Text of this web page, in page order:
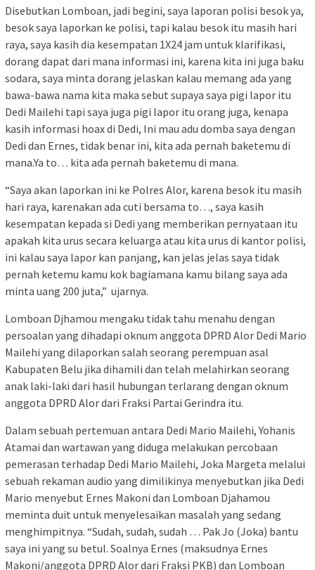
Disebutkan Lomboan, jadi begini, saya laporan polisi besok ya,
besok saya laporkan ke polisi, tapi kalau besok itu masih hari
raya, saya kasih dia kesempatan 1X24 jam untuk klarifikasi,
dorang dapat dari mana informasi ini, karena kita ini juga baku
sodara, saya minta dorang jelaskan kalau memang ada yang
bawa-bawa nama kita maka sebut supaya saya pigi lapor itu
Dedi Mailehi tapi saya juga pigi lapor itu orang juga, kenapa
kasih informasi hoax di Dedi, Ini mau adu domba saya dengan
Dedi dan Ernes, tidak benar ini, kita ada pernah baketemu di
mana.Ya to… kita ada pernah baketemu di mana.
“Saya akan laporkan ini ke Polres Alor, karena besok itu masih
hari raya, karenakan ada cuti bersama to…, saya kasih
kesempatan kepada si Dedi yang memberikan pernyataan itu
apakah kita urus secara keluarga atau kita urus di kantor polisi,
ini kalau saya lapor kan panjang, kan jelas jelas saya tidak
pernah ketemu kamu kok bagiamana kamu bilang saya ada
minta uang 200 juta,” ujarnya.
Lomboan Djhamou mengaku tidak tahu menahu dengan
persoalan yang dihadapi oknum anggota DPRD Alor Dedi Mario
Mailehi yang dilaporkan salah seorang perempuan asal
Kabupaten Belu jika dihamili dan telah melahirkan seorang
anak laki-laki dari hasil hubungan terlarang dengan oknum
anggota DPRD Alor dari Fraksi Partai Gerindra itu.
Dalam sebuah pertemuan antara Dedi Mario Mailehi, Yohanis
Atamai dan wartawan yang diduga melakukan percobaan
pemerasan terhadap Dedi Mario Mailehi, Joka Margeta melalui
sebuah rekaman audio yang dimilikinya menyebutkan jika Dedi
Mario menyebut Ernes Makoni dan Lomboan Djahamou
meminta duit untuk menyelesaikan masalah yang sedang
menghimpitnya. “Sudah, sudah, sudah … Pak Jo (Joka) bantu
saya ini yang su betul. Soalnya Ernes (maksudnya Ernes
Makoni/anggota DPRD Alor dari Fraksi PKB) dan Lomboan